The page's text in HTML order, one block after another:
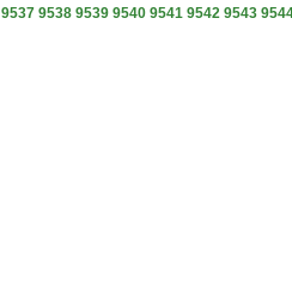
9537 9538 9539 9540 9541 9542 9543